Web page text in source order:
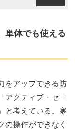
単体でも使える
をアップできる防
アクティブ・セー
と考えている。寒
の操作ができなく